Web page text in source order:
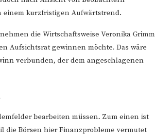
kurzfristigen Aufwärtstrend.
die Wirtschaftsweise Veronika Grimm
Aufsichtsrat gewinnen möchte. Das wäre
verbunden, der dem angeschlagenen
bearbeiten müssen. Zum einen ist
die Börsen hier Finanzprobleme vermutet